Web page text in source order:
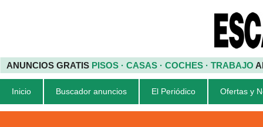
ANUNCIOS GRATIS PISOS · CASAS · COCHES · TRABAJO
Inicio Buscador anuncios El Periódico Ofertas y